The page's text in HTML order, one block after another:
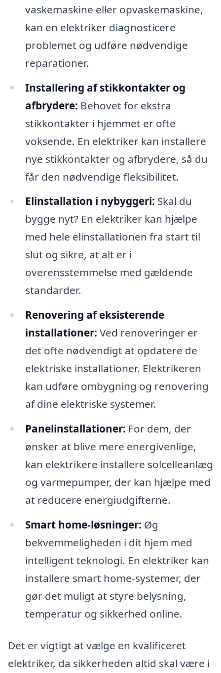
vaskemaskine eller opvaskemaskine,
kan en elektriker diagnosticere
problemet og udføre nødvendige
reparationer.
Installering af stikkontakter og
afbrydere: Behovet for ekstra
stikkontakter i hjemmet er ofte
voksende. En elektriker kan installere
nye stikkontakter og afbrydere, så du
får den nødvendige fleksibilitet.
Elinstallation i nybyggeri: Skal du
bygge nyt? En elektriker kan hjælpe
med hele elinstallationen fra start til
slut og sikre, at alt er i
overensstemmelse med gældende
standarder.
Renovering af eksisterende
installationer: Ved renoveringer er
det ofte nødvendigt at opdatere de
elektriske installationer. Elektrikeren
kan udføre ombygning og renovering
af dine elektriske systemer.
Panelinstallationer: For dem, der
ønsker at blive mere energivenlige,
kan elektrikere installere solcelleanlæg
og varmepumper, der kan hjælpe med
at reducere energiudgifterne.
Smart home-løsninger: Øg
bekvemmeligheden i dit hjem med
intelligent teknologi. En elektriker kan
installere smart home-systemer, der
gør det muligt at styre belysning,
temperatur og sikkerhed online.
Det er vigtigt at vælge en kvalificeret
elektriker, da sikkerheden altid skal være i